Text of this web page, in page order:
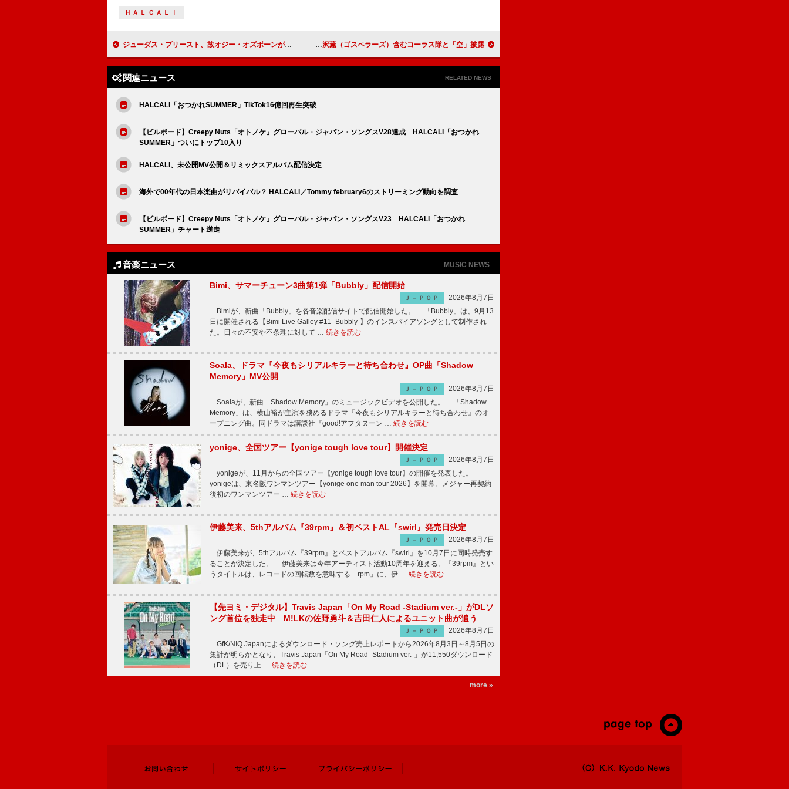
ＨＡＬＣＡＬＩ
ジューダス・プリースト、故オジー・オズボーンが亡くなる前に「War Pigs」を一緒にレコーディングしたと明かす BE:FIRST『SONGS』に登場、合唱部サプライズ訪問＆黒沢薫（ゴスペラーズ）含むコーラス隊と「空」披露
関連ニュース RELATED NEWS
HALCALI「おつかれSUMMER」TikTok16億回再生突破
【ビルボード】Creepy Nuts「オトノケ」グローバル・ジャパン・ソングスV28達成 HALCALI「おつかれ
SUMMER」ついにトップ10入り
HALCALI、未公開MV公開＆リミックスアルバム配信決定
海外で00年代の日本楽曲がリバイバル？ HALCALI／Tommy february6のストリーミング動向を調査
【ビルボード】Creepy Nuts「オトノケ」グローバル・ジャパン・ソングスV23 HALCALI「おつかれ
SUMMER」チャート逆走
音楽ニュース MUSIC NEWS
Bimi、サマーチューン3曲第1弾「Bubbly」配信開始
Ｊ－ＰＯＰ
2026年8月7日
Bimiが、新曲「Bubbly」を各音楽配信サイトで配信開始した。 「Bubbly」は、9月13
日に開催される【Bimi Live Galley #11 -Bubbly-】のインスパイアソングとして制作され
た。日々の不安や不条理に対して … 続きを読む
Soala、ドラマ『今夜もシリアルキラーと待ち合わせ』OP曲「Shadow
Memory」MV公開
Ｊ－ＰＯＰ
2026年8月7日
Soalaが、新曲「Shadow Memory」のミュージックビデオを公開した。 「Shadow
Memory」は、横山裕が主演を務めるドラマ『今夜もシリアルキラーと待ち合わせ』のオ
ープニング曲。同ドラマは講談社『good!アフタヌーン … 続きを読む
yonige、全国ツアー【yonige tough love tour】開催決定
Ｊ－ＰＯＰ
2026年8月7日
yonigeが、11月からの全国ツアー【yonige tough love tour】の開催を発表した。
yonigeは、東名阪ワンマンツアー【yonige one man tour 2026】を開幕。メジャー再契約
後初のワンマンツアー … 続きを読む
伊藤美来、5thアルバム『39rpm』＆初ベストAL『swirl』発売日決定
Ｊ－ＰＯＰ
2026年8月7日
伊藤美来が、5thアルバム『39rpm』とベストアルバム『swirl』を10月7日に同時発売す
ることが決定した。 伊藤美来は今年アーティスト活動10周年を迎える。『39rpm』とい
うタイトルは、レコードの回転数を意味する「rpm」に、伊 … 続きを読む
【先ヨミ・デジタル】Travis Japan「On My Road -Stadium ver.-」がDLソ
ング首位を独走中 M!LKの佐野勇斗＆吉田仁人によるユニット曲が追う
Ｊ－ＰＯＰ
2026年8月7日
GfK/NIQ Japanによるダウンロード・ソング売上レポートから2026年8月3日～8月5日の
集計が明らかとなり、Travis Japan「On My Road -Stadium ver.-」が11,550ダウンロード
（DL）を売り上 … 続きを読む
more »